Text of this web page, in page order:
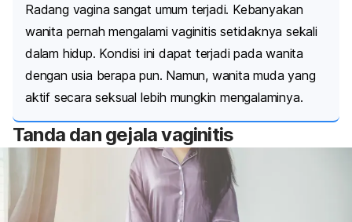
Radang vagina sangat umum terjadi. Kebanyakan
wanita pernah mengalami vaginitis setidaknya sekali
dalam hidup. Kondisi ini dapat terjadi pada wanita
dengan usia berapa pun. Namun, wanita muda yang
aktif secara seksual lebih mungkin mengalaminya.
Tanda dan gejala vaginitis